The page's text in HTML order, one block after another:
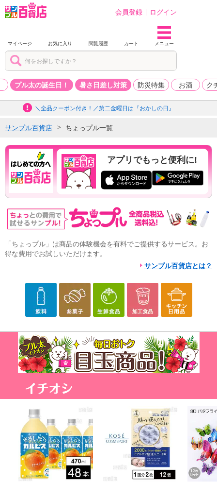
会員登録 ログイン
マイページ お気に入り 閲覧履歴 カート メニュー
プル太の誕生日！ 暑さ日差し対策 防災特集 お酒 ク
＼全品クーポン付き！／第二金曜日は『おかしの日』
サンプル百貨店 ちょっプル一覧
アプリでもっと便利に!
「ちょっプル」は商品の体験機会を有料でご提供するサービス。お
得な費用でお試しいただけます。
サンプル百貨店とは？